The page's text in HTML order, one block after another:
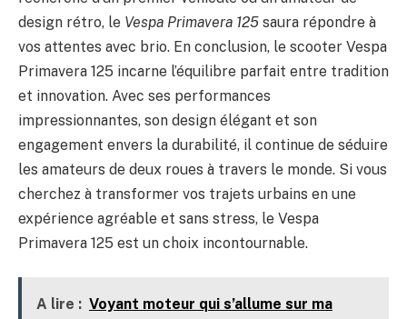
design rétro, le Vespa Primavera 125 saura répondre à
vos attentes avec brio. En conclusion, le scooter Vespa
Primavera 125 incarne l’équilibre parfait entre tradition
et innovation. Avec ses performances
impressionnantes, son design élégant et son
engagement envers la durabilité, il continue de séduire
les amateurs de deux roues à travers le monde. Si vous
cherchez à transformer vos trajets urbains en une
expérience agréable et sans stress, le Vespa
Primavera 125 est un choix incontournable.
A lire : Voyant moteur qui s’allume sur ma